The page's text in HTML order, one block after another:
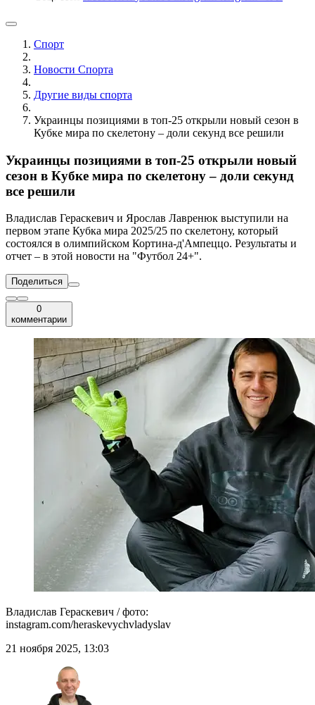
Спорт
Новости Cпорта
Другие виды спорта
Украинцы позициями в топ-25 открыли новый сезон в
Кубке мира по скелетону – доли секунд все решили
Украинцы позициями в топ-25 открыли новый
сезон в Кубке мира по скелетону – доли секунд
все решили
Владислав Гераскевич и Ярослав Лавренюк выступили на
первом этапе Кубка мира 2025/25 по скелетону, который
состоялся в олимпийском Кортина-д'Ампеццо. Результаты и
отчет – в этой новости на "Футбол 24+".
Поделиться
0
комментарии
Владислав Гераскевич / фото:
instagram.com/heraskevychvladyslav
21 ноября 2025, 13:03